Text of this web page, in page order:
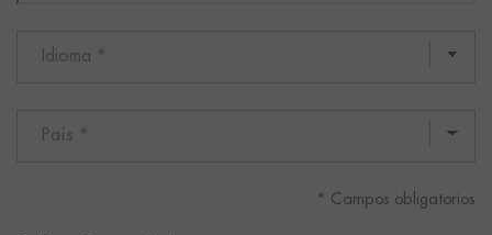
* Campos obligatorios